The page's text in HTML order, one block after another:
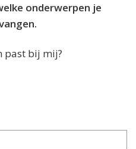
onderwerpen je
past bij mij?